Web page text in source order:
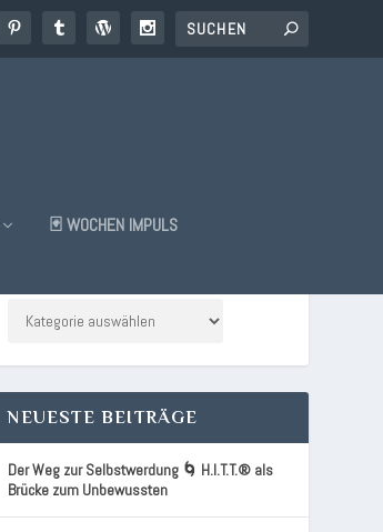
🃏 WOCHEN IMPULS
NEUESTE BEITRÄGE
Der Weg zur Selbstwerdung 🌀 H.I.T.T.® als
Brücke zum Unbewussten